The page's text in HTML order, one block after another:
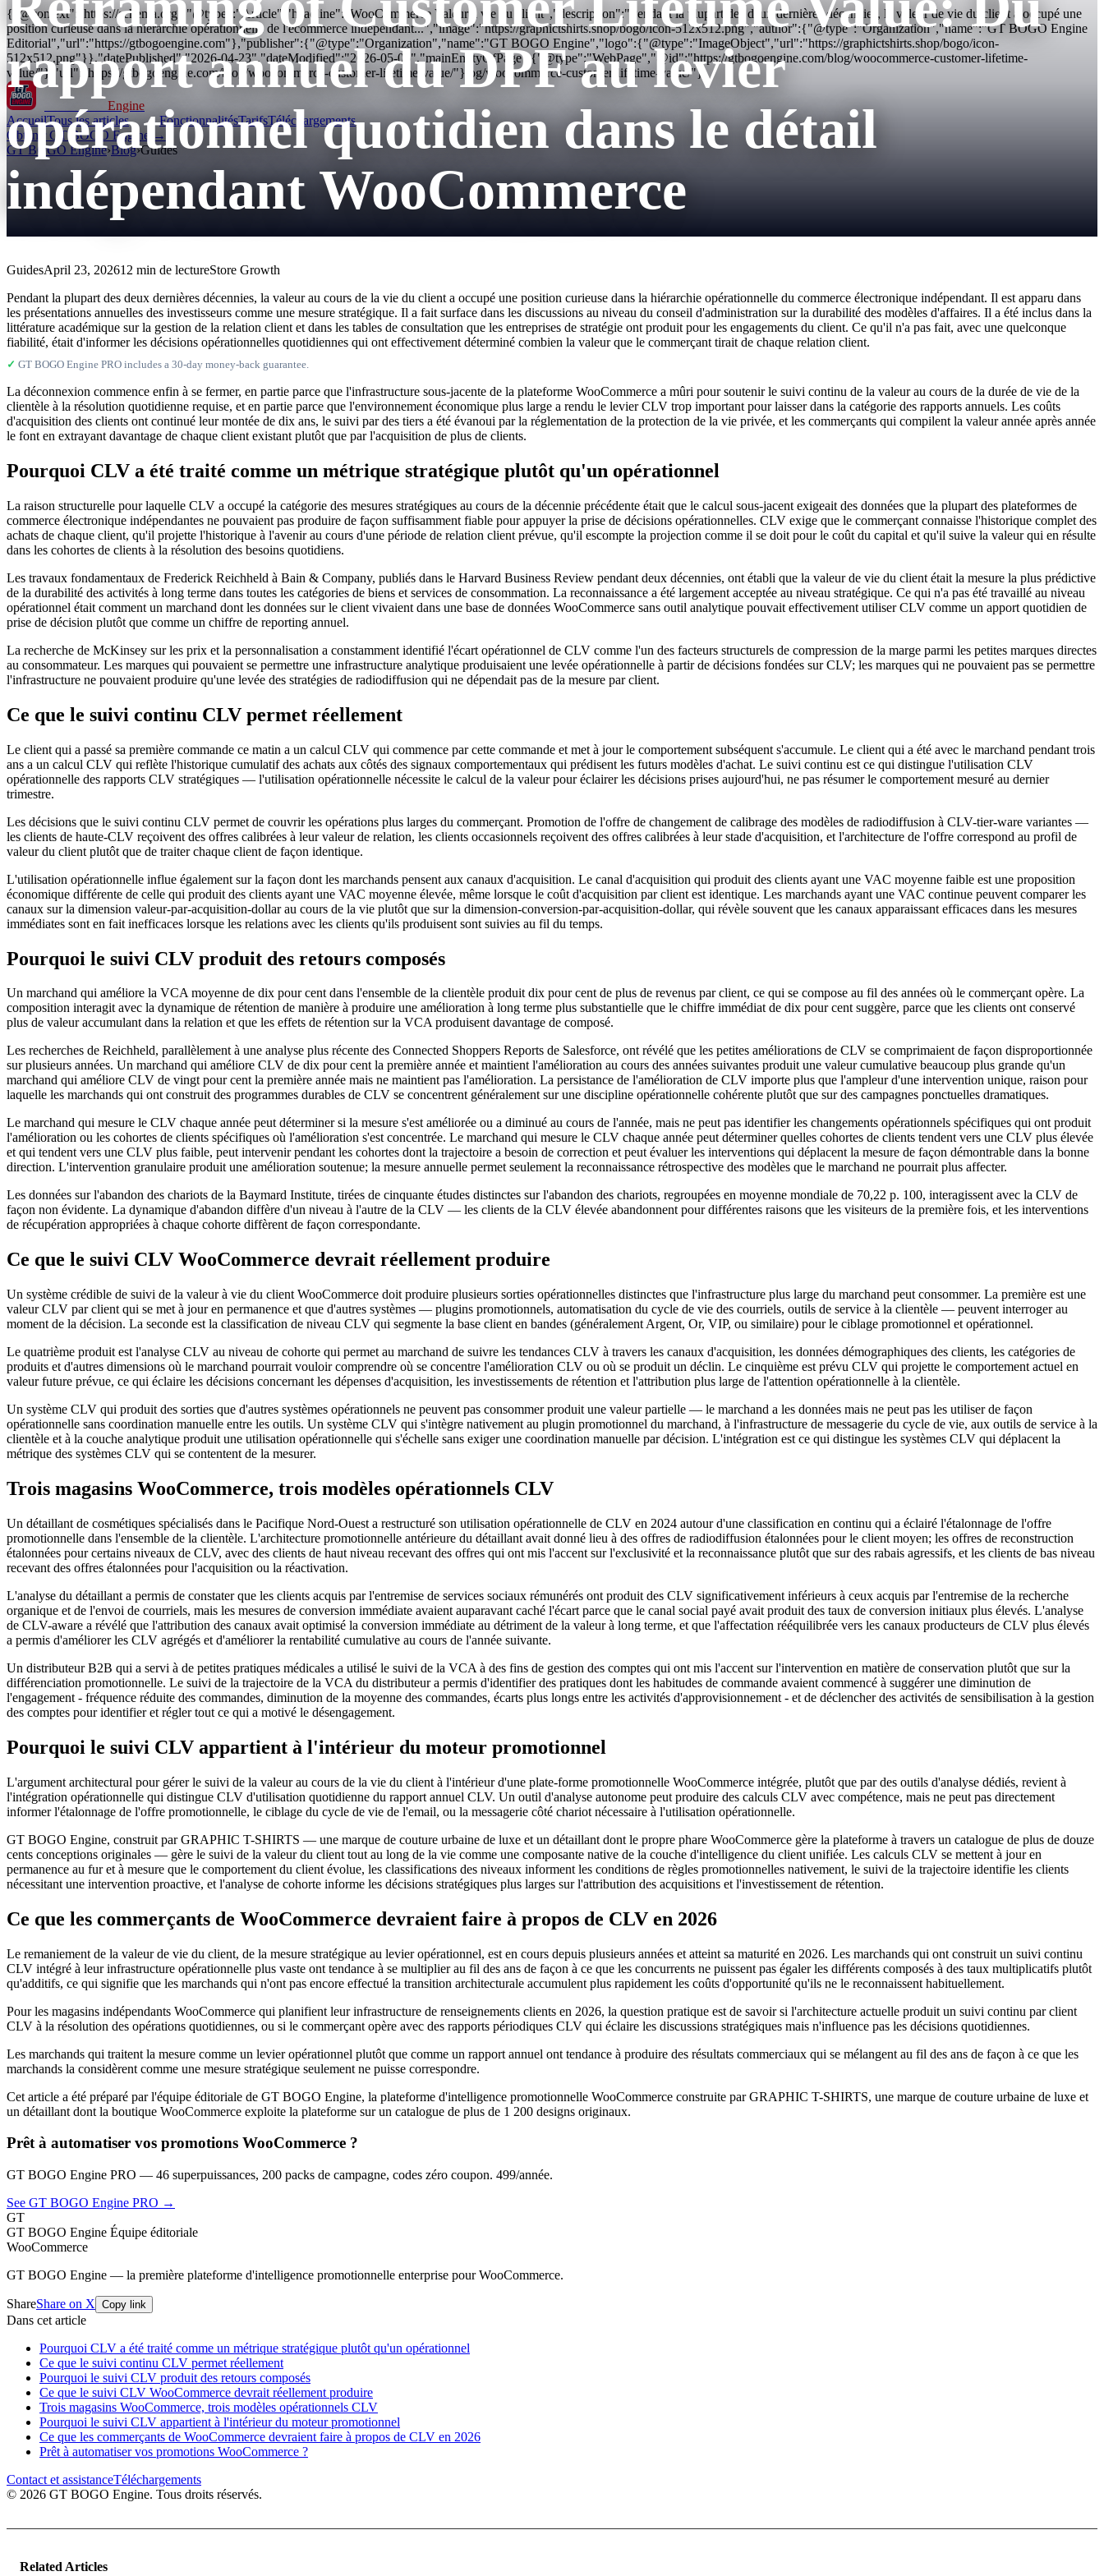
{"@context":"https://schema.org","@type":"Article","headline":"WooCommerce Valeur à vie du client","description":"Pendant la plupart des deux dernières décennies, la valeur de vie du client a occupé une
position curieuse dans la hiérarchie opérationnelle de l'ecommerce indépendant...","image":"https://graphictshirts.shop/bogo/icon-512x512.png","author":{"@type":"Organization","name":"GT BOGO Engine
Editorial","url":"https://gtbogoengine.com"},"publisher":{"@type":"Organization","name":"GT BOGO Engine","logo":{"@type":"ImageObject","url":"https://graphictshirts.shop/bogo/icon-
512x512.png"}},"datePublished":"2026-04-23","dateModified":"2026-05-05","mainEntityOfPage":{"@type":"WebPage","@id":"https://gtbogoengine.com/blog/woocommerce-customer-lifetime-
value/"},"url":"https://gtbogoengine.com/blog/woocommerce-customer-lifetime-value/"} og/woocommerce-customer-lifetime-value/"}
Engine
AccueilTous les articles FonctionnalitésTarifsTéléchargements
Obtenir GT BOGO Engine →
GT BOGO Engine›Blog›Guides
rapport annuel du DPF au levier
opérationnel quotidien dans le détail
indépendant WooCommerce
GuidesApril 23, 202612 min de lectureStore Growth
Pendant la plupart des deux dernières décennies, la valeur au cours de la vie du client a occupé une position curieuse dans la hiérarchie opérationnelle du commerce électronique indépendant. Il est apparu dans
les présentations annuelles des investisseurs comme une mesure stratégique. Il a fait surface dans les discussions au niveau du conseil d'administration sur la durabilité des modèles d'affaires. Il a été inclus dans la
littérature académique sur la gestion de la relation client et dans les tables de consultation que les entreprises de stratégie ont produit pour les engagements du client. Ce qu'il n'a pas fait, avec une quelconque
fiabilité, était d'informer les décisions opérationnelles quotidiennes qui ont effectivement déterminé combien la valeur que le commerçant tirait de chaque relation client.
✓ GT BOGO Engine PRO includes a 30-day money-back guarantee.
La déconnexion commence enfin à se fermer, en partie parce que l'infrastructure sous-jacente de la plateforme WooCommerce a mûri pour soutenir le suivi continu de la valeur au cours de la durée de vie de la
clientèle à la résolution quotidienne requise, et en partie parce que l'environnement économique plus large a rendu le levier CLV trop important pour laisser dans la catégorie des rapports annuels. Les coûts
d'acquisition des clients ont continué leur montée de dix ans, le suivi par des tiers a été évanoui par la réglementation de la protection de la vie privée, et les commerçants qui compilent la valeur année après année
le font en extrayant davantage de chaque client existant plutôt que par l'acquisition de plus de clients.
Pourquoi CLV a été traité comme un métrique stratégique plutôt qu'un opérationnel
La raison structurelle pour laquelle CLV a occupé la catégorie des mesures stratégiques au cours de la décennie précédente était que le calcul sous-jacent exigeait des données que la plupart des plateformes de
commerce électronique indépendantes ne pouvaient pas produire de façon suffisamment fiable pour appuyer la prise de décisions opérationnelles. CLV exige que le commerçant connaisse l'historique complet des
achats de chaque client, qu'il projette l'historique à l'avenir au cours d'une période de relation client prévue, qu'il escompte la projection comme il se doit pour le coût du capital et qu'il suive la valeur qui en résulte
dans les cohortes de clients à la résolution des besoins quotidiens.
Les travaux fondamentaux de Frederick Reichheld à Bain & Company, publiés dans le Harvard Business Review pendant deux décennies, ont établi que la valeur de vie du client était la mesure la plus prédictive
de la durabilité des activités à long terme dans toutes les catégories de biens et services de consommation. La reconnaissance a été largement acceptée au niveau stratégique. Ce qui n'a pas été travaillé au niveau
opérationnel était comment un marchand dont les données sur le client vivaient dans une base de données WooCommerce sans outil analytique pouvait effectivement utiliser CLV comme un apport quotidien de
prise de décision plutôt que comme un chiffre de reporting annuel.
La recherche de McKinsey sur les prix et la personnalisation a constamment identifié l'écart opérationnel de CLV comme l'un des facteurs structurels de compression de la marge parmi les petites marques directes
au consommateur. Les marques qui pouvaient se permettre une infrastructure analytique produisaient une levée opérationnelle à partir de décisions fondées sur CLV; les marques qui ne pouvaient pas se permettre
l'infrastructure ne pouvaient produire qu'une levée des stratégies de radiodiffusion qui ne dépendait pas de la mesure par client.
Ce que le suivi continu CLV permet réellement
Le client qui a passé sa première commande ce matin a un calcul CLV qui commence par cette commande et met à jour le comportement subséquent s'accumule. Le client qui a été avec le marchand pendant trois
ans a un calcul CLV qui reflète l'historique cumulatif des achats aux côtés des signaux comportementaux qui prédisent les futurs modèles d'achat. Le suivi continu est ce qui distingue l'utilisation CLV
opérationnelle des rapports CLV stratégiques — l'utilisation opérationnelle nécessite le calcul de la valeur pour éclairer les décisions prises aujourd'hui, ne pas résumer le comportement mesuré au dernier
trimestre.
Les décisions que le suivi continu CLV permet de couvrir les opérations plus larges du commerçant. Promotion de l'offre de changement de calibrage des modèles de radiodiffusion à CLV-tier-ware variantes —
les clients de haute-CLV reçoivent des offres calibrées à leur valeur de relation, les clients occasionnels reçoivent des offres calibrées à leur stade d'acquisition, et l'architecture de l'offre correspond au profil de
valeur du client plutôt que de traiter chaque client de façon identique.
L'utilisation opérationnelle influe également sur la façon dont les marchands pensent aux canaux d'acquisition. Le canal d'acquisition qui produit des clients ayant une VAC moyenne faible est une proposition
économique différente de celle qui produit des clients ayant une VAC moyenne élevée, même lorsque le coût d'acquisition par client est identique. Les marchands ayant une VAC continue peuvent comparer les
canaux sur la dimension valeur-par-acquisition-dollar au cours de la vie plutôt que sur la dimension-conversion-par-acquisition-dollar, qui révèle souvent que les canaux apparaissant efficaces dans les mesures
immédiates sont en fait inefficaces lorsque les relations avec les clients qu'ils produisent sont suivies au fil du temps.
Pourquoi le suivi CLV produit des retours composés
Un marchand qui améliore la VCA moyenne de dix pour cent dans l'ensemble de la clientèle produit dix pour cent de plus de revenus par client, ce qui se compose au fil des années où le commerçant opère. La
composition interagit avec la dynamique de rétention de manière à produire une amélioration à long terme plus substantielle que le chiffre immédiat de dix pour cent suggère, parce que les clients ont conservé
plus de valeur accumulant dans la relation et que les effets de rétention sur la VCA produisent davantage de composé.
Les recherches de Reichheld, parallèlement à une analyse plus récente des Connected Shoppers Reports de Salesforce, ont révélé que les petites améliorations de CLV se comprimaient de façon disproportionnée
sur plusieurs années. Un marchand qui améliore CLV de dix pour cent la première année et maintient l'amélioration au cours des années suivantes produit une valeur cumulative beaucoup plus grande qu'un
marchand qui améliore CLV de vingt pour cent la première année mais ne maintient pas l'amélioration. La persistance de l'amélioration de CLV importe plus que l'ampleur d'une intervention unique, raison pour
laquelle les marchands qui ont construit des programmes durables de CLV se concentrent généralement sur une discipline opérationnelle cohérente plutôt que sur des campagnes ponctuelles dramatiques.
Le marchand qui mesure le CLV chaque année peut déterminer si la mesure s'est améliorée ou a diminué au cours de l'année, mais ne peut pas identifier les changements opérationnels spécifiques qui ont produit
l'amélioration ou les cohortes de clients spécifiques où l'amélioration s'est concentrée. Le marchand qui mesure le CLV chaque année peut déterminer quelles cohortes de clients tendent vers une CLV plus élevée
et qui tendent vers une CLV plus faible, peut intervenir pendant les cohortes dont la trajectoire a besoin de correction et peut évaluer les interventions qui déplacent la mesure de façon démontrable dans la bonne
direction. L'intervention granulaire produit une amélioration soutenue; la mesure annuelle permet seulement la reconnaissance rétrospective des modèles que le marchand ne pourrait plus affecter.
Les données sur l'abandon des chariots de la Baymard Institute, tirées de cinquante études distinctes sur l'abandon des chariots, regroupées en moyenne mondiale de 70,22 p. 100, interagissent avec la CLV de
façon non évidente. La dynamique d'abandon diffère d'un niveau à l'autre de la CLV — les clients de la CLV élevée abandonnent pour différentes raisons que les visiteurs de la première fois, et les interventions
de récupération appropriées à chaque cohorte diffèrent de façon correspondante.
Ce que le suivi CLV WooCommerce devrait réellement produire
Un système crédible de suivi de la valeur à vie du client WooCommerce doit produire plusieurs sorties opérationnelles distinctes que l'infrastructure plus large du marchand peut consommer. La première est une
valeur CLV par client qui se met à jour en permanence et que d'autres systèmes — plugins promotionnels, automatisation du cycle de vie des courriels, outils de service à la clientèle — peuvent interroger au
moment de la décision. La seconde est la classification de niveau CLV qui segmente la base client en bandes (généralement Argent, Or, VIP, ou similaire) pour le ciblage promotionnel et opérationnel.
Le quatrième produit est l'analyse CLV au niveau de cohorte qui permet au marchand de suivre les tendances CLV à travers les canaux d'acquisition, les données démographiques des clients, les catégories de
produits et d'autres dimensions où le marchand pourrait vouloir comprendre où se concentre l'amélioration CLV ou où se produit un déclin. Le cinquième est prévu CLV qui projette le comportement actuel en
valeur future prévue, ce qui éclaire les décisions concernant les dépenses d'acquisition, les investissements de rétention et l'attribution plus large de l'attention opérationnelle à la clientèle.
Un système CLV qui produit des sorties que d'autres systèmes opérationnels ne peuvent pas consommer produit une valeur partielle — le marchand a les données mais ne peut pas les utiliser de façon
opérationnelle sans coordination manuelle entre les outils. Un système CLV qui s'intègre nativement au plugin promotionnel du marchand, à l'infrastructure de messagerie du cycle de vie, aux outils de service à la
clientèle et à la couche analytique produit une utilisation opérationnelle qui s'échelle sans exiger une coordination manuelle par décision. L'intégration est ce qui distingue les systèmes CLV qui déplacent la
métrique des systèmes CLV qui se contentent de la mesurer.
Trois magasins WooCommerce, trois modèles opérationnels CLV
Un détaillant de cosmétiques spécialisés dans le Pacifique Nord-Ouest a restructuré son utilisation opérationnelle de CLV en 2024 autour d'une classification en continu qui a éclairé l'étalonnage de l'offre
promotionnelle dans l'ensemble de la clientèle. L'architecture promotionnelle antérieure du détaillant avait donné lieu à des offres de radiodiffusion étalonnées pour le client moyen; les offres de reconstruction
étalonnées pour certains niveaux de CLV, avec des clients de haut niveau recevant des offres qui ont mis l'accent sur l'exclusivité et la reconnaissance plutôt que sur des rabais agressifs, et les clients de bas niveau
recevant des offres étalonnées pour l'acquisition ou la réactivation.
L'analyse du détaillant a permis de constater que les clients acquis par l'entremise de services sociaux rémunérés ont produit des CLV significativement inférieurs à ceux acquis par l'entremise de la recherche
organique et de l'envoi de courriels, mais les mesures de conversion immédiate avaient auparavant caché l'écart parce que le canal social payé avait produit des taux de conversion initiaux plus élevés. L'analyse
de CLV-aware a révélé que l'attribution des canaux avait optimisé la conversion immédiate au détriment de la valeur à long terme, et que l'affectation rééquilibrée vers les canaux producteurs de CLV plus élevés
a permis d'améliorer les CLV agrégés et d'améliorer la rentabilité cumulative au cours de l'année suivante.
Un distributeur B2B qui a servi à de petites pratiques médicales a utilisé le suivi de la VCA à des fins de gestion des comptes qui ont mis l'accent sur l'intervention en matière de conservation plutôt que sur la
différenciation promotionnelle. Le suivi de la trajectoire de la VCA du distributeur a permis d'identifier des pratiques dont les habitudes de commande avaient commencé à suggérer une diminution de
l'engagement - fréquence réduite des commandes, diminution de la moyenne des commandes, écarts plus longs entre les activités d'approvisionnement - et de déclencher des activités de sensibilisation à la gestion
des comptes pour identifier et régler tout ce qui a motivé le désengagement.
Pourquoi le suivi CLV appartient à l'intérieur du moteur promotionnel
L'argument architectural pour gérer le suivi de la valeur au cours de la vie du client à l'intérieur d'une plate-forme promotionnelle WooCommerce intégrée, plutôt que par des outils d'analyse dédiés, revient à
l'intégration opérationnelle qui distingue CLV d'utilisation quotidienne du rapport annuel CLV. Un outil d'analyse autonome peut produire des calculs CLV avec compétence, mais ne peut pas directement
informer l'étalonnage de l'offre promotionnelle, le ciblage du cycle de vie de l'email, ou la messagerie côté chariot nécessaire à l'utilisation opérationnelle.
GT BOGO Engine, construit par GRAPHIC T-SHIRTS — une marque de couture urbaine de luxe et un détaillant dont le propre phare WooCommerce gère la plateforme à travers un catalogue de plus de douze
cents conceptions originales — gère le suivi de la valeur du client tout au long de la vie comme une composante native de la couche d'intelligence du client unifiée. Les calculs CLV se mettent à jour en
permanence au fur et à mesure que le comportement du client évolue, les classifications des niveaux informent les conditions de règles promotionnelles nativement, le suivi de la trajectoire identifie les clients
nécessitant une intervention proactive, et l'analyse de cohorte informe les décisions stratégiques plus larges sur l'attribution des acquisitions et l'investissement de rétention.
Ce que les commerçants de WooCommerce devraient faire à propos de CLV en 2026
Le remaniement de la valeur de vie du client, de la mesure stratégique au levier opérationnel, est en cours depuis plusieurs années et atteint sa maturité en 2026. Les marchands qui ont construit un suivi continu
CLV intégré à leur infrastructure opérationnelle plus vaste ont tendance à se multiplier au fil des ans de façon à ce que les concurrents ne puissent pas égaler les différents composés à des taux multiplicatifs plutôt
qu'additifs, ce qui signifie que les marchands qui n'ont pas encore effectué la transition architecturale accumulent plus rapidement les coûts d'opportunité qu'ils ne le reconnaissent habituellement.
Pour les magasins indépendants WooCommerce qui planifient leur infrastructure de renseignements clients en 2026, la question pratique est de savoir si l'architecture actuelle produit un suivi continu par client
CLV à la résolution des opérations quotidiennes, ou si le commerçant opère avec des rapports périodiques CLV qui éclaire les discussions stratégiques mais n'influence pas les décisions quotidiennes.
Les marchands qui traitent la mesure comme un levier opérationnel plutôt que comme un rapport annuel ont tendance à produire des résultats commerciaux qui se mélangent au fil des ans de façon à ce que les
marchands la considèrent comme une mesure stratégique seulement ne puisse correspondre.
Cet article a été préparé par l'équipe éditoriale de GT BOGO Engine, la plateforme d'intelligence promotionnelle WooCommerce construite par GRAPHIC T-SHIRTS, une marque de couture urbaine de luxe et
un détaillant dont la boutique WooCommerce exploite la plateforme sur un catalogue de plus de 1 200 designs originaux.
Prêt à automatiser vos promotions WooCommerce ?
GT BOGO Engine PRO — 46 superpuissances, 200 packs de campagne, codes zéro coupon. 499/année.
See GT BOGO Engine PRO →
GT
GT BOGO Engine Équipe éditoriale
WooCommerce
GT BOGO Engine — la première plateforme d'intelligence promotionnelle enterprise pour WooCommerce.
ShareShare on X Copy link
Dans cet article
Pourquoi CLV a été traité comme un métrique stratégique plutôt qu'un opérationnel
Ce que le suivi continu CLV permet réellement
Pourquoi le suivi CLV produit des retours composés
Ce que le suivi CLV WooCommerce devrait réellement produire
Trois magasins WooCommerce, trois modèles opérationnels CLV
Pourquoi le suivi CLV appartient à l'intérieur du moteur promotionnel
Ce que les commerçants de WooCommerce devraient faire à propos de CLV en 2026
Prêt à automatiser vos promotions WooCommerce ?
Contact et assistanceTéléchargements
© 2026 GT BOGO Engine. Tous droits réservés.
Related Articles